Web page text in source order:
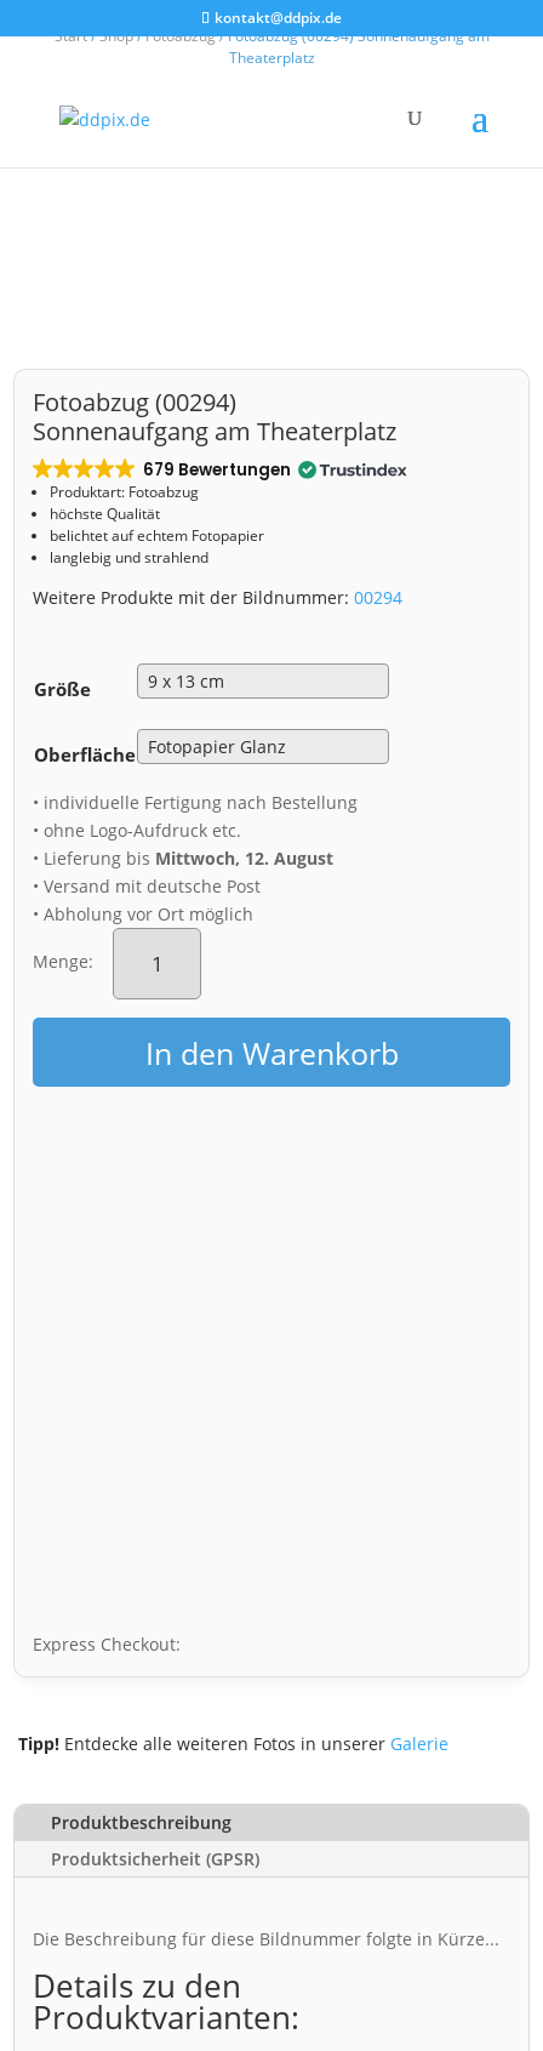
kontakt@ddpix.de
Start/Shop/Fotoabzug/ Fotoabzug (00294) Sonnenaufgang am
Theaterplatz
Fotoabzug (00294)
Sonnenaufgang am Theaterplatz
679 Bewertungen
Produktart: Fotoabzug
höchste Qualität
belichtet auf echtem Fotopapier
langlebig und strahlend
Weitere Produkte mit der Bildnummer:00294
Größe
Oberfläche
• individuelle Fertigung nach Bestellung
• ohne Logo-Aufdruck etc.
• Lieferung bis Mittwoch, 12. August
• Versand mit deutsche Post
• Abholung vor Ort möglich
Menge:
Fotoabzug
(00294)
am
Theaterplatz
MengeIn den Warenkorb
Express Checkout:
Tipp! Entdecke alle weiteren Fotos in unserer Galerie
Produktbeschreibung
Produktsicherheit (GPSR)
Die Beschreibung für diese Bildnummer folgte in Kürze...
Details zu den
Produktvarianten: